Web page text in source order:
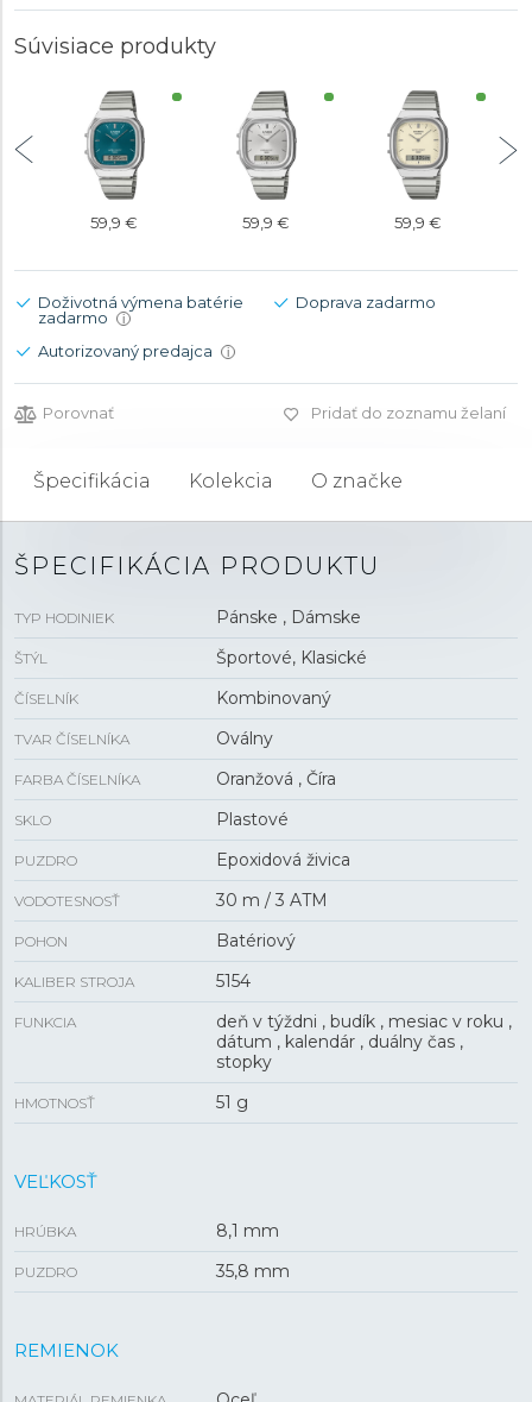
Súvisiace produkty
59,9 € 59,9 € 59,9 €
Doživotná výmena batérie
zadarmo
i
Doprava zadarmo
Autorizovaný predajca i
Porovnať Pridať do zoznamu želaní
Špecifikácia Kolekcia O značke
ŠPECIFIKÁCIA PRODUKTU
TYP HODINIEK Pánske , Dámske
ŠTÝL Športové, Klasické
ČÍSELNÍK Kombinovaný
TVAR ČÍSELNÍKA Oválny
FARBA ČÍSELNÍKA Oranžová , Číra
SKLO Plastové
PUZDRO Epoxidová živica
VODOTESNOSŤ 30 m / 3 ATM
POHON Batériový
KALIBER STROJA 5154
FUNKCIA
deň v týždni , budík , mesiac v roku ,
dátum , kalendár , duálny čas ,
stopky
HMOTNOSŤ 51 g
VEĽKOSŤ
HRÚBKA 8,1 mm
PUZDRO 35,8 mm
REMIENOK